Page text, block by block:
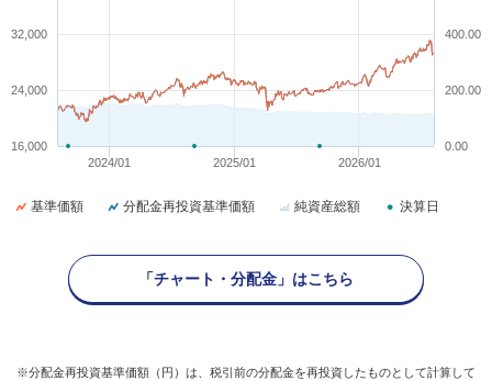
2024/01 2025/01 2026/01
16,000
24,000
32,000
0.00
200.00
400.00
基準価額 分配金再投資基準価額 純資産総額 決算日
「チャート・分配金」はこちら
※分配金再投資基準価額（円）は、税引前の分配金を再投資したものとして計算して